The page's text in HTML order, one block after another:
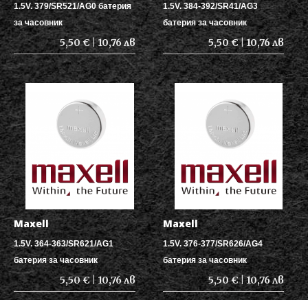
1.5V. 379/SR521/AG0 батерия
за часовник
5,50 € | 10,76 лв
1.5V. 384-392/SR41/AG3
батерия за часовник
5,50 € | 10,76 лв
Maxell
1.5V. 364-363/SR621/AG1
батерия за часовник
5,50 € | 10,76 лв
Maxell
1.5V. 376-377/SR626/AG4
батерия за часовник
5,50 € | 10,76 лв